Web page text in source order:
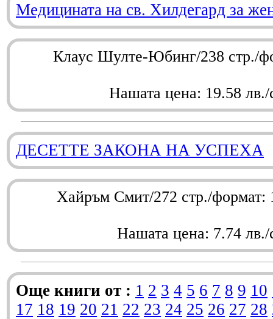
Медицината на св. Хилдегард за
Клаус Шулте-Юбинг/238 стр./
Нашата цена: 19.58 лв./
ДЕСЕТТЕ ЗАКОНА НА УСПЕХА
Хайръм Смит/272 стр./
Нашата цена: 7.74 лв./
Още книги от : 1 2 3 4 5 6 7 8 9 10
17 18 19 20 21 22 23 24 25 26 27 28